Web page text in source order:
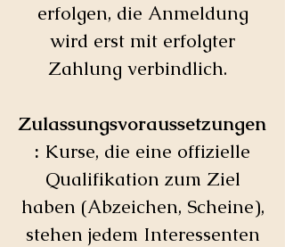
erfolgen, die Anmeldung
wird erst mit erfolgter
Zahlung verbindlich.
Zulassungsvoraussetzungen
: Kurse, die eine offizielle
Qualifikation zum Ziel
haben (Abzeichen, Scheine),
stehen jedem Interessenten